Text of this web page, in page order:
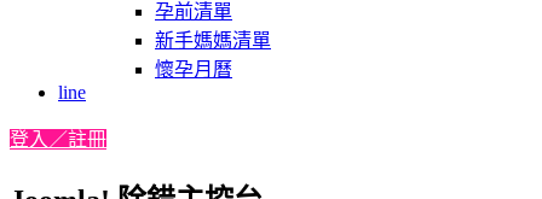
孕前清單
新手媽媽清單
懷孕月曆
line
登入／註冊